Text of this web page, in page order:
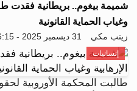
شميمة بيغوم.. بريطانية فقدت
وغياب الحماية القانونية
زينب مكي 31 ديسمبر 2025 - 16:15
إنسانيات
طالبت المحكمة الأوروبية